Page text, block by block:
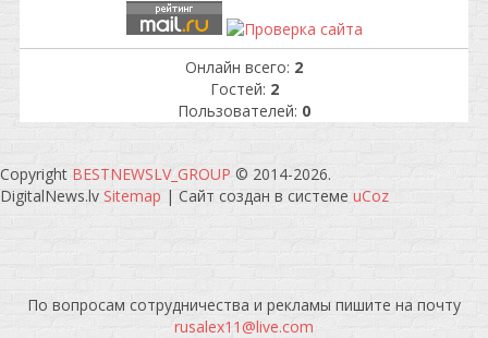
Онлайн всего: 2
Гостей: 2
Пользователей: 0
Copyright BESTNEWSLV_GROUP © 2014-2026.
DigitalNews.lv Sitemap | Сайт создан в системе uCoz
По вопросам сотрудничества и рекламы пишите на почту
rusalex11@live.com